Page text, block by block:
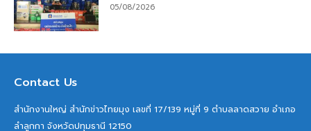
05/08/2026
Contact Us
สำนักงานใหญ่ สำนักข่าวไทยมุง เลขที่ 17/139 หมู่ที่ 9 ตำบลลาดสวาย อำเภอ
ลำลูกกา จังหวัดปทุมธานี 12150